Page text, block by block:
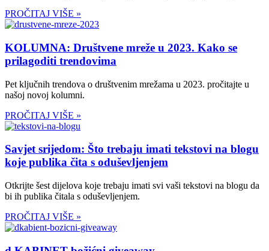
PROČITAJ VIŠE »
KOLUMNA: Društvene mreže u 2023. Kako se
prilagoditi trendovima
Pet ključnih trendova o društvenim mrežama u 2023. pročitajte u
našoj novoj kolumni.
PROČITAJ VIŠE »
Savjet srijedom: Što trebaju imati tekstovi na blogu
koje publika čita s oduševljenjem
Otkrijte šest dijelova koje trebaju imati svi vaši tekstovi na blogu da
bi ih publika čitala s oduševljenjem.
PROČITAJ VIŠE »